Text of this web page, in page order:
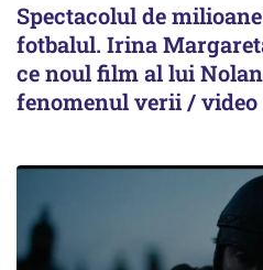
Spectacolul de
fotbalul. Irina
ce noul film al lui
fenomenul verii / video